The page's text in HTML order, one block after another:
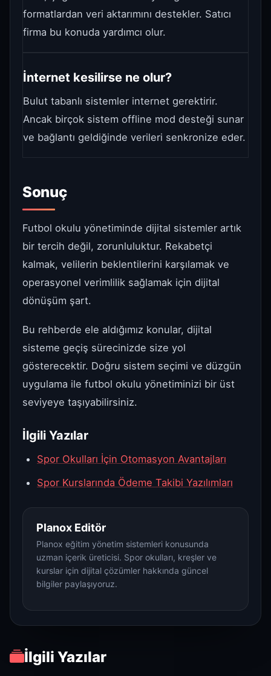
formatlardan veri aktarımını destekler. Satıcı
firma bu konuda yardımcı olur.
İnternet kesilirse ne olur?
Bulut tabanlı sistemler internet gerektirir.
Ancak birçok sistem offline mod desteği sunar
ve bağlantı geldiğinde verileri senkronize eder.
Sonuç
Futbol okulu yönetiminde dijital sistemler artık
bir tercih değil, zorunluluktur. Rekabetçi
kalmak, velilerin beklentilerini karşılamak ve
operasyonel verimlilik sağlamak için dijital
dönüşüm şart.
Bu rehberde ele aldığımız konular, dijital
sisteme geçiş sürecinizde size yol
gösterecektir. Doğru sistem seçimi ve düzgün
uygulama ile futbol okulu yönetiminizi bir üst
seviyeye taşıyabilirsiniz.
İlgili Yazılar
Spor Okulları İçin Otomasyon Avantajları
Spor Kurslarında Ödeme Takibi Yazılımları
Planox Editör
Planox eğitim yönetim sistemleri konusunda
uzman içerik üreticisi. Spor okulları, kreşler ve
kurslar için dijital çözümler hakkında güncel
bilgiler paylaşıyoruz.
İlgili Yazılar